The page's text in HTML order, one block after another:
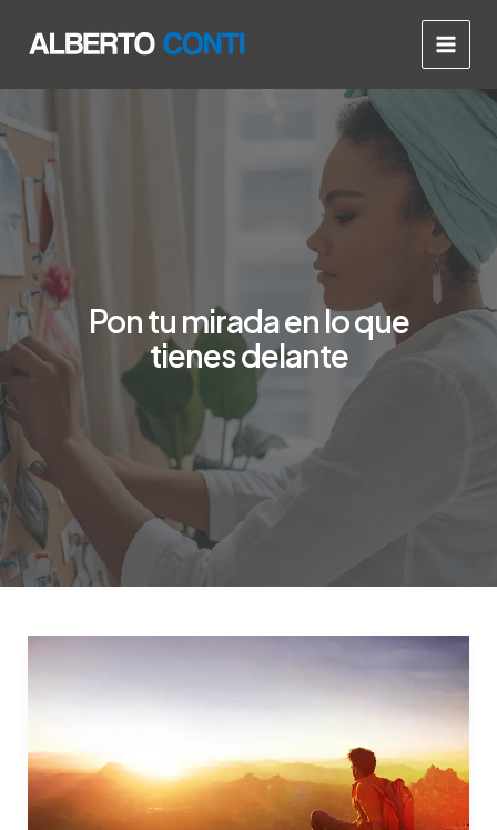
Main
Pon tu mirada en lo que
tienes delante
lo
que
tienes